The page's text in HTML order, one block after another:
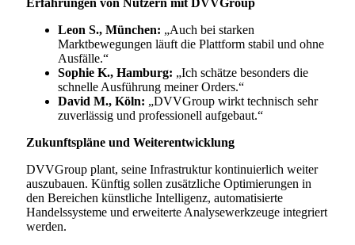
Leon S., München: „Auch bei starken
Marktbewegungen läuft die Plattform stabil und ohne
Ausfälle.“
Sophie K., Hamburg: „Ich schätze besonders die
schnelle Ausführung meiner Orders.“
David M., Köln: „DVVGroup wirkt technisch sehr
zuverlässig und professionell aufgebaut.“
Zukunftspläne und Weiterentwicklung
DVVGroup plant, seine Infrastruktur kontinuierlich weiter
auszubauen. Künftig sollen zusätzliche Optimierungen in
den Bereichen künstliche Intelligenz, automatisierte
Handelssysteme und erweiterte Analysewerkzeuge integriert
werden.